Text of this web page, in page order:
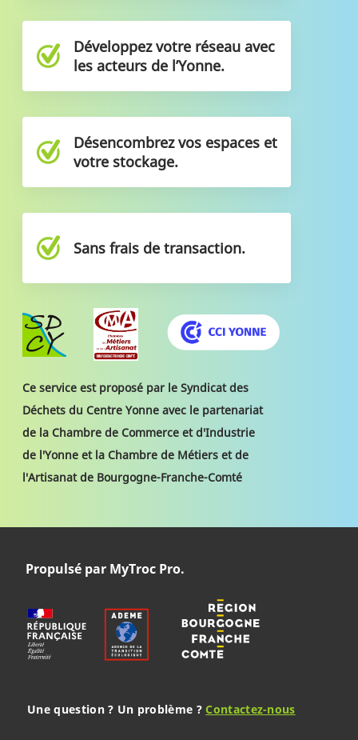
Développez votre réseau avec
les acteurs de l’Yonne.
Désencombrez vos espaces et
votre stockage.
Sans frais de transaction.
Ce service est proposé par le Syndicat des
Déchets du Centre Yonne avec le partenariat
de la Chambre de Commerce et d'Industrie
de l'Yonne et la Chambre de Métiers et de
l'Artisanat de Bourgogne-Franche-Comté
Propulsé par MyTroc Pro.
Une question ? Un problème ?Contactez-nous